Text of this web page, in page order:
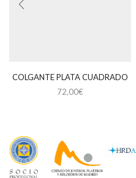
COLGANTE PLATA CUADRADO
72,00€